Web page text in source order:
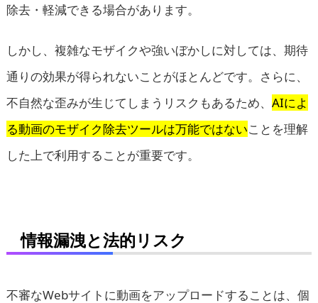
除去・軽減できる場合があります。
しかし、複雑なモザイクや強いぼかしに対しては、期待
通りの効果が得られないことがほとんどです。さらに、
不自然な歪みが生じてしまうリスクもあるため、 AIによ
る動画のモザイク除去ツールは万能ではないことを理解
した上で利用することが重要です。
情報漏洩と法的リスク
不審なWebサイトに動画をアップロードすることは、個